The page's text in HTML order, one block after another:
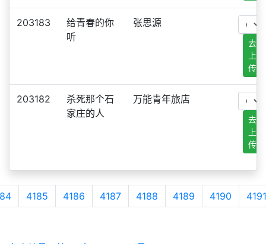
203183
给青春的你
听
张思源
去
上
传
203182
杀死那个石
家庄的人
万能青年旅店
去
上
传
4185 4186 4187 4188 4189 4190 4191